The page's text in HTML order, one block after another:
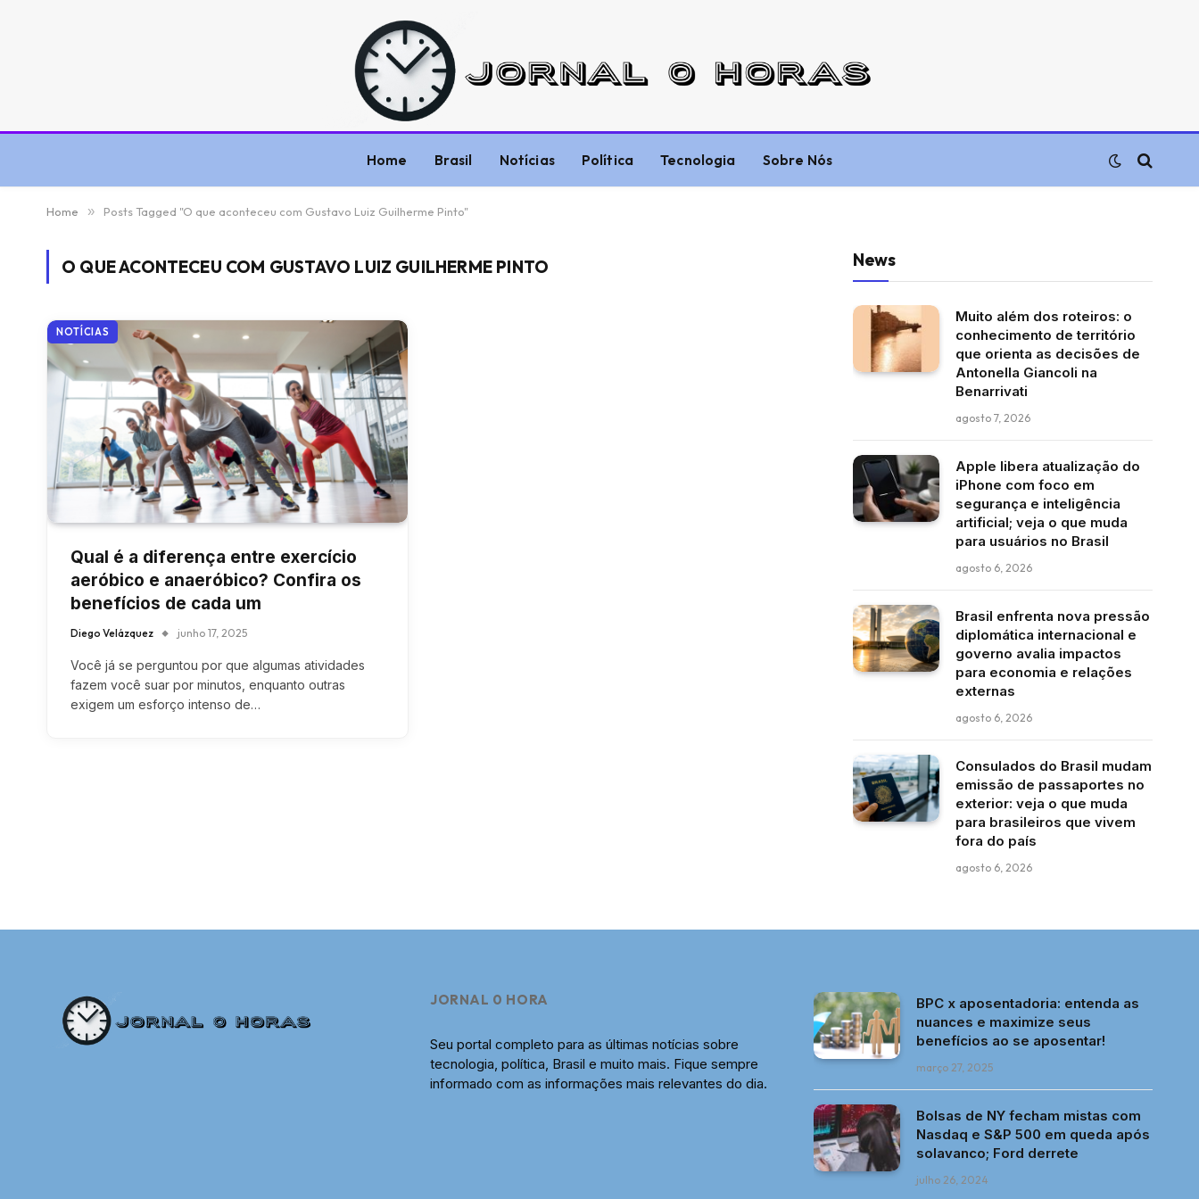
Home Brasil Notícias Política Tecnologia Sobre Nós
Home » Posts Tagged "O que aconteceu com Gustavo Luiz Guilherme Pinto"
O QUE ACONTECEU COM GUSTAVO LUIZ GUILHERME PINTO
NOTÍCIAS
Qual é a diferença entre exercício
aeróbico e anaeróbico? Confira os
benefícios de cada um
Diego Velázquez junho 17, 2025
Você já se perguntou por que algumas atividades
fazem você suar por minutos, enquanto outras
exigem um esforço intenso de…
News
Muito além dos roteiros: o
conhecimento de território
que orienta as decisões de
Antonella Giancoli na
Benarrivati
agosto 7, 2026
Apple libera atualização do
iPhone com foco em
segurança e inteligência
artificial; veja o que muda
para usuários no Brasil
agosto 6, 2026
Brasil enfrenta nova pressão
diplomática internacional e
governo avalia impactos
para economia e relações
externas
agosto 6, 2026
Consulados do Brasil mudam
emissão de passaportes no
exterior: veja o que muda
para brasileiros que vivem
fora do país
agosto 6, 2026
JORNAL 0 HORA
Seu portal completo para as últimas notícias sobre
tecnologia, política, Brasil e muito mais. Fique sempre
informado com as informações mais relevantes do dia.
BPC x aposentadoria: entenda as
nuances e maximize seus
benefícios ao se aposentar!
março 27, 2025
Bolsas de NY fecham mistas com
Nasdaq e S&P 500 em queda após
solavanco; Ford derrete
julho 26, 2024